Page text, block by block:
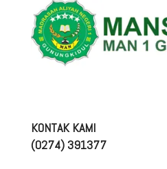
KONTAK KAMI
(0274) 391377